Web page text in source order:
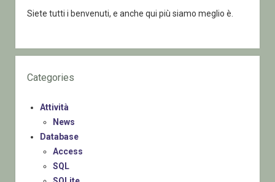
Siete tutti i benvenuti, e anche qui più siamo meglio è.
Categories
Attività
News
Database
Access
SQL